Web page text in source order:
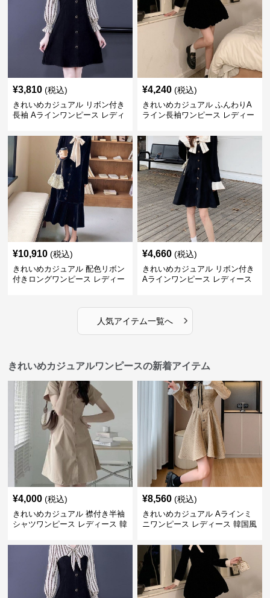
¥3,810 (税込)
きれいめカジュアル リボン付き
長袖 Aラインワンピース レディ
り替え 膝上丈 細見え フェミニ
ン おしゃれ
¥4,240 (税込)
きれいめカジュアル ふんわりA
ライン長袖ワンピース レディー
ト フェミニン 上品 おしゃれ
¥10,910 (税込)
きれいめカジュアル 配色リボン
付きロングワンピース レディー
¥4,660 (税込)
きれいめカジュアル リボン付き
Aラインワンピース レディース
ン
人気アイテム一覧へ ›
きれいめカジュアルワンピースの新着アイテム
¥4,000 (税込)
きれいめカジュアル 襟付き半袖
シャツワンピース レディース 韓
ト ウエストマーク スタイルアッ
プ Aライン 小柄さん◎
¥8,560 (税込)
きれいめカジュアル Aラインミ
ニワンピース レディース 韓国風
上丈 春秋 ウエストマーク 上品
エレガント